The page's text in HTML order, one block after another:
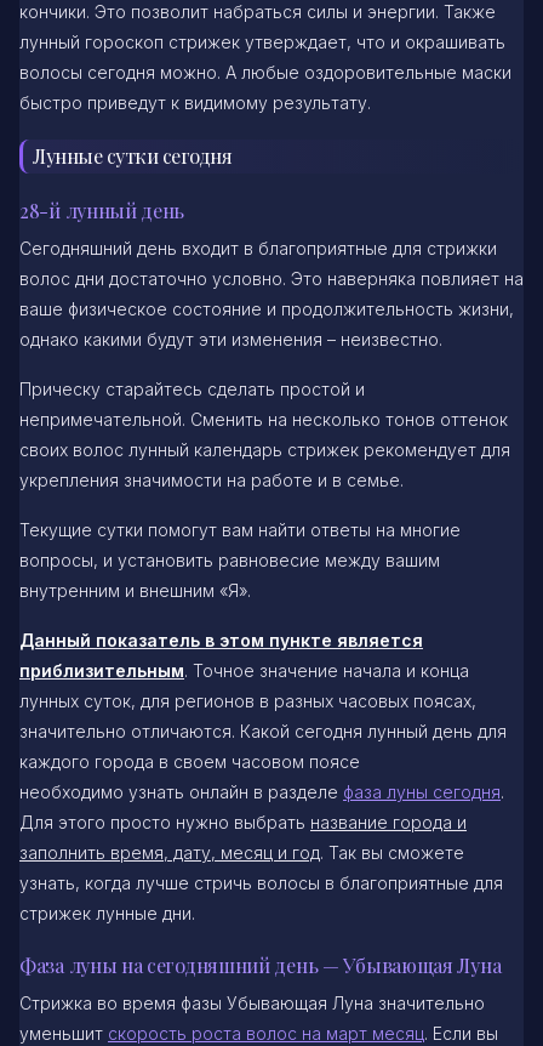
кончики. Это позволит набраться силы и энергии. Также
лунный гороскоп стрижек утверждает, что и окрашивать
волосы сегодня можно. А любые оздоровительные маски
быстро приведут к видимому результату.
Лунные сутки сегодня
28-й лунный день
Сегодняшний день входит в благоприятные для стрижки
волос дни достаточно условно. Это наверняка повлияет на
ваше физическое состояние и продолжительность жизни,
однако какими будут эти изменения – неизвестно.
Прическу старайтесь сделать простой и
непримечательной. Сменить на несколько тонов оттенок
своих волос лунный календарь стрижек рекомендует для
укрепления значимости на работе и в семье.
Текущие сутки помогут вам найти ответы на многие
вопросы, и установить равновесие между вашим
внутренним и внешним «Я».
Данный показатель в этом пункте является
приблизительным. Точное значение начала и конца
лунных суток, для регионов в разных часовых поясах,
значительно отличаются. Какой сегодня лунный день для
каждого города в своем часовом поясе
необходимо узнать онлайн в разделе фаза луны сегодня.
Для этого просто нужно выбрать название города и
заполнить время, дату, месяц и год. Так вы сможете
узнать, когда лучше стричь волосы в благоприятные для
стрижек лунные дни.
Фаза луны на сегодняшний день — Убывающая Луна
Стрижка во время фазы Убывающая Луна значительно
уменьшит скорость роста волос на март месяц. Если вы